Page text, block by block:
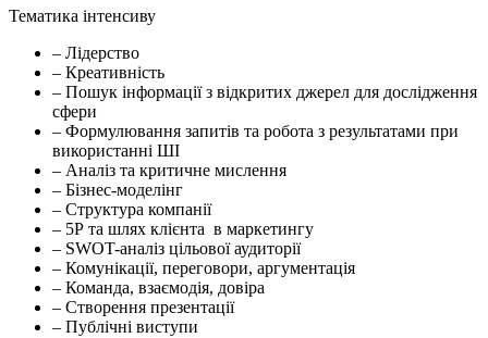
Тематика інтенсиву
– Лідерство
– Креативність
– Пошук інформації з відкритих джерел для дослідження
сфери
– Формулювання запитів та робота з результатами при
використанні ШІ
– Аналіз та критичне мислення
– Бізнес-моделінг
– Структура компанії
– 5Р та шлях клієнта в маркетингу
– SWOT-аналіз цільової аудиторії
– Комунікації, переговори, аргументація
– Команда, взаємодія, довіра
– Створення презентації
– Публічні виступи